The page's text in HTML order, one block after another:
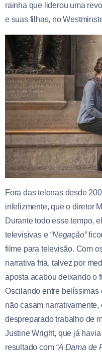
rainha que liderou uma
e suas filhas, no
Fora das telonas desde
infelizmente, que o diretor
Durante todo esse tempo,
televisivas e “Negação”
filme para televisão. Com
narrativa fria, talvez por
aposta acabou deixando o
Oscilando entre belíssimas
não casam
despreparado trabalho de
Justine Wright, que já
resultado com “A Dama de